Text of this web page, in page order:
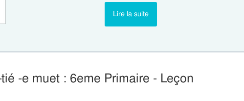
Lire la suite
-e muet : 6eme Primaire - Leçon